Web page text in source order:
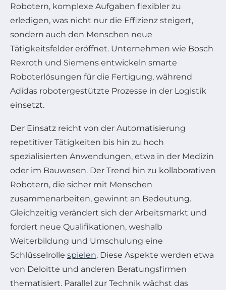
Robotern, komplexe Aufgaben flexibler zu
erledigen, was nicht nur die Effizienz steigert,
sondern auch den Menschen neue
Tätigkeitsfelder eröffnet. Unternehmen wie Bosch
Rexroth und Siemens entwickeln smarte
Roboterlösungen für die Fertigung, während
Adidas robotergestützte Prozesse in der Logistik
einsetzt.
Der Einsatz reicht von der Automatisierung
repetitiver Tätigkeiten bis hin zu hoch
spezialisierten Anwendungen, etwa in der Medizin
oder im Bauwesen. Der Trend hin zu kollaborativen
Robotern, die sicher mit Menschen
zusammenarbeiten, gewinnt an Bedeutung.
Gleichzeitig verändert sich der Arbeitsmarkt und
fordert neue Qualifikationen, weshalb
Weiterbildung und Umschulung eine
Schlüsselrolle spielen. Diese Aspekte werden etwa
von Deloitte und anderen Beratungsfirmen
thematisiert. Parallel zur Technik wächst das